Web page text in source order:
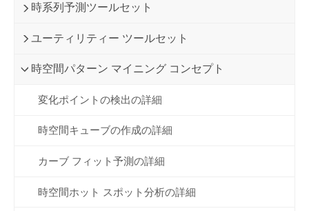
時系列予測ツールセット
ユーティリティー ツールセット
時空間パターン マイニング コンセプト
変化ポイントの検出の詳細
時空間キューブの作成の詳細
カーブ フィット予測の詳細
時空間ホット スポット分析の詳細